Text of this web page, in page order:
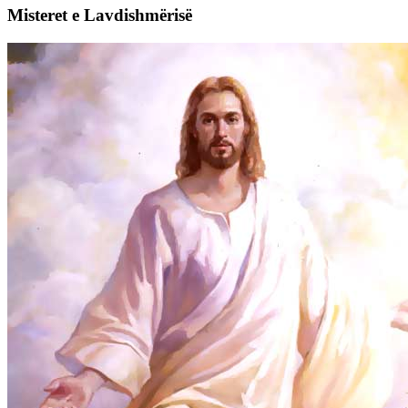
Misteret e Lavdishmërisë